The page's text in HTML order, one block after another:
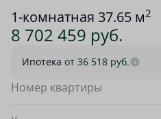
1-комнатная 37.65 м2
8 702 459 руб.
Ипотека от 36 518 руб.
Номер квартиры